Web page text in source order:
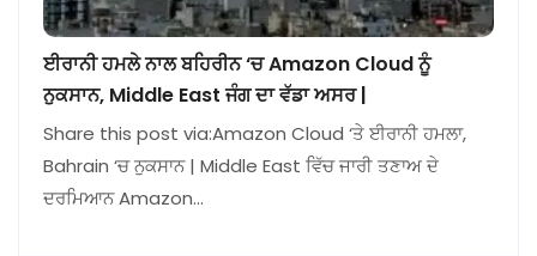
ਈਰਾਨੀ ਹਮਲੇ ਨਾਲ ਬਹਿਰੀਨ ‘ਚ Amazon Cloud ਨੂੰ
ਨੁਕਸਾਨ, Middle East ਜੰਗ ਦਾ ਵੱਡਾ ਅਸਰ |
Share this post via:Amazon Cloud ‘ਤੇ ਈਰਾਨੀ ਹਮਲਾ,
Bahrain ‘ਚ ਨੁਕਸਾਨ | Middle East ਵਿੱਚ ਜਾਰੀ ਤਣਾਅ ਦੇ
ਦਰਮਿਆਨ Amazon…